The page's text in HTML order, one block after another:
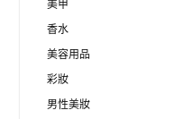
美甲
香水
美容用品
彩妝
男性美妝